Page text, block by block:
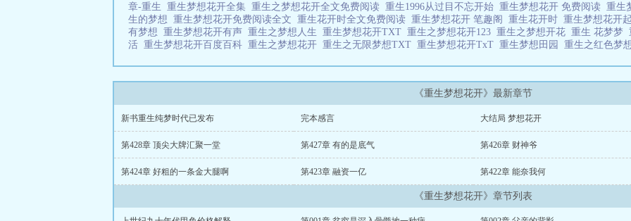
章-重生 重生梦想花开全集 重生之梦想花开全文免费阅读 重生1996从过目不忘开始 重生梦想花开 免费阅读 重生
生的梦想 重生梦想花开免费阅读全文 重生花开时全文免费阅读 重生梦想花开 笔趣阁 重生花开时 重生梦想花开
有梦想 重生梦想花开有声 重生之梦想人生 重生梦想花开TXT 重生之梦想花开123 重生之梦想开花 重生 花梦梦
活 重生梦想花开百度百科 重生之梦想花开 重生之无限梦想TXT 重生梦想花开TxT 重生梦想田园 重生之红色梦
《重生梦想花开》最新章节
新书重生纯梦时代已发布 完本感言 大结局 梦想花开
第428章 顶尖大牌汇聚一堂 第427章 有的是底气 第426章 财神爷
第424章 好粗的一条金大腿啊 第423章 融资一亿 第422章 能奈我何
《重生梦想花开》章节列表